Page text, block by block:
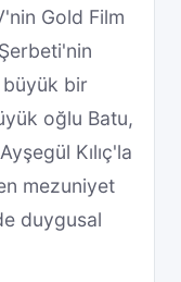
Gold Film
bir
oğlu Batu,
Kılıç'la
mezuniyet
duygusal